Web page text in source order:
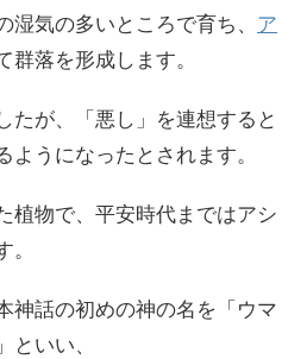
気の多いところで育ち、 ア
群落を形成します。
たが、「悪し」を連想すると
ようになったとされます。
植物で、平安時代まではアシ
神話の初めの神の名を「ウマ
といい、